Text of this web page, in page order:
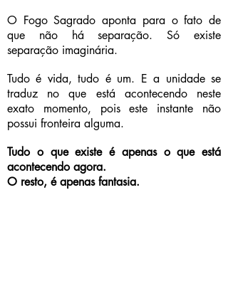
O Fogo Sagrado aponta para o fato de
que não há separação. Só existe
separação imaginária.
Tudo é vida, tudo é um. E a unidade se
traduz no que está acontecendo neste
exato momento, pois este instante não
possui fronteira alguma.
Tudo o que existe é apenas o que está
acontecendo agora.
O resto, é apenas fantasia.